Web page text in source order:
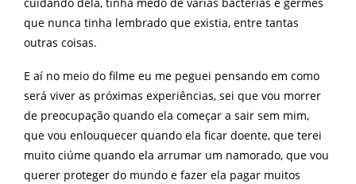
que nunca tinha lembrado que existia, entre tantas
outras coisas.
E aí no meio do filme eu me peguei pensando em como
será viver as próximas experiências, sei que vou morrer
de preocupação quando ela começar a sair sem mim,
que vou enlouquecer quando ela ficar doente, que terei
muito ciúme quando ela arrumar um namorado, que vou
querer proteger do mundo e fazer ela pagar muitos